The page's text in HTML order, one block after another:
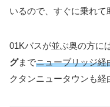
いるので、すぐに乗れて
01Kバスが並ぶ奥の方に
グまでニューブリッジ経
クタンニュータウンも経